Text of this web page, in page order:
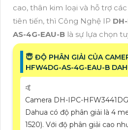
cao, thân kim loại và hỗ trợ
tiên tiến, thì Công Nghệ IP
AS-4G-EAU-B là sự lựa chọn
😇 ĐỘ PHÂN GIẢI CỦA
HFW4DG-AS-4G-EAU-B
🤙
Camera DH-IPC-
Dahua có độ phân giải là 4
1520). Với độ phân giải cao